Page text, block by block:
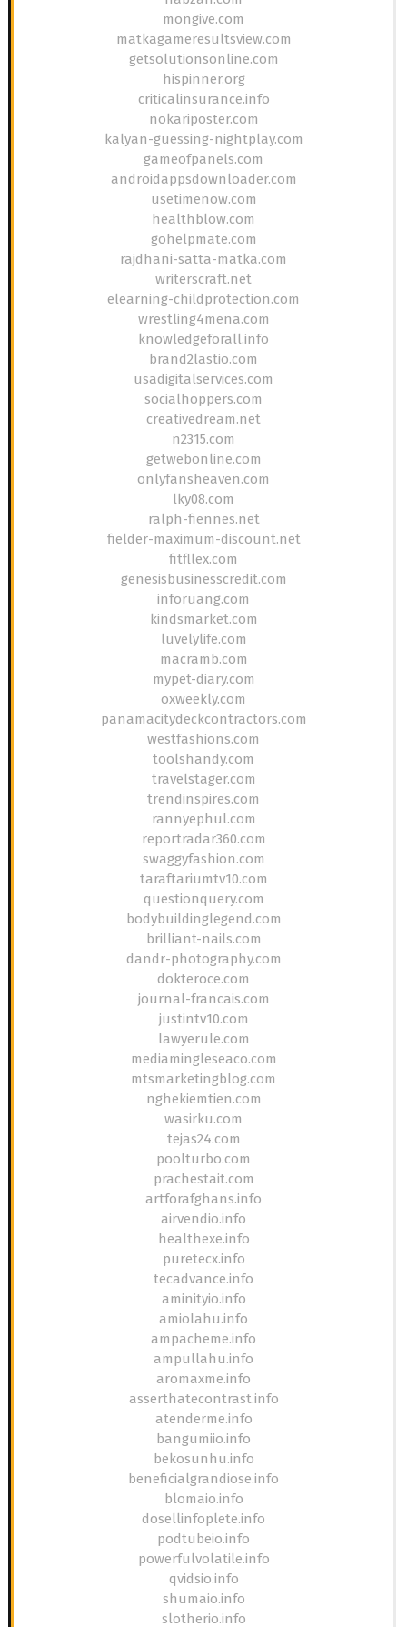
mongive.com
matkagameresultsview.com
getsolutionsonline.com
hispinner.org
criticalinsurance.info
nokariposter.com
kalyan-guessing-nightplay.com
gameofpanels.com
androidappsdownloader.com
usetimenow.com
healthblow.com
gohelpmate.com
rajdhani-satta-matka.com
writerscraft.net
elearning-childprotection.com
wrestling4mena.com
knowledgeforall.info
brand2lastio.com
usadigitalservices.com
socialhoppers.com
creativedream.net
n2315.com
getwebonline.com
onlyfansheaven.com
lky08.com
ralph-fiennes.net
fielder-maximum-discount.net
fitfllex.com
genesisbusinesscredit.com
inforuang.com
kindsmarket.com
luvelylife.com
macramb.com
mypet-diary.com
oxweekly.com
panamacitydeckcontractors.com
westfashions.com
toolshandy.com
travelstager.com
trendinspires.com
rannyephul.com
reportradar360.com
swaggyfashion.com
taraftariumtv10.com
questionquery.com
bodybuildinglegend.com
brilliant-nails.com
dandr-photography.com
dokteroce.com
journal-francais.com
justintv10.com
lawyerule.com
mediamingleseaco.com
mtsmarketingblog.com
nghekiemtien.com
wasirku.com
tejas24.com
poolturbo.com
prachestait.com
artforafghans.info
airvendio.info
healthexe.info
puretecx.info
tecadvance.info
aminityio.info
amiolahu.info
ampacheme.info
ampullahu.info
aromaxme.info
asserthatecontrast.info
atenderme.info
bangumiio.info
bekosunhu.info
beneficialgrandiose.info
blomaio.info
dosellinfoplete.info
podtubeio.info
powerfulvolatile.info
qvidsio.info
shumaio.info
slotherio.info